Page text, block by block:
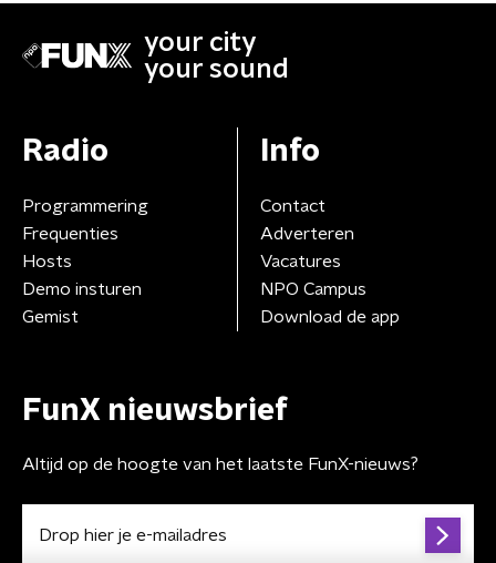
your city
your sound
Radio
Programmering
Frequenties
Hosts
Demo insturen
Gemist
Info
Contact
Adverteren
Vacatures
NPO Campus
Download de app
FunX nieuwsbrief
Altijd op de hoogte van het laatste FunX-nieuws?